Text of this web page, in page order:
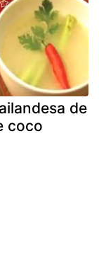
de
coco